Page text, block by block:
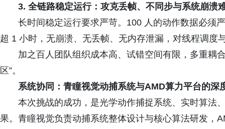
3. 全链路稳定运行：攻克丢帧、不同步与系统崩溃
长时间稳定运行要求严苛。100 人的动作数据必须
超 1 小时，无崩溃、无丢帧、无内存泄漏，对线程调度
加之百人团队组织成本高、试错空间有限，多重耦
区”。
系统协同：青瞳视觉动捕系统与AMD算力平台的深
本次挑战的成功，是光学动作捕捉系统、实时算法
果。青瞳视觉负责动捕系统整体设计与核心算法研发，